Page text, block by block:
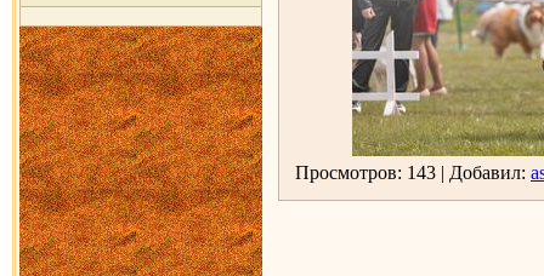
Просмотров: 143 | Добавил: